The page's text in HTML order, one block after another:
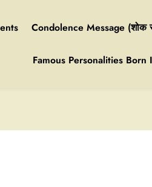
Condolence Message (शोक
Famous Personalities